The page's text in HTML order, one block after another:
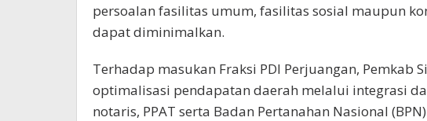
persoalan fasilitas umum, fasilitas sosial maupun
dapat diminimalkan.
Terhadap masukan Fraksi PDI Perjuangan, Pemkab
optimalisasi pendapatan daerah melalui integrasi
notaris, PPAT serta Badan Pertanahan Nasional